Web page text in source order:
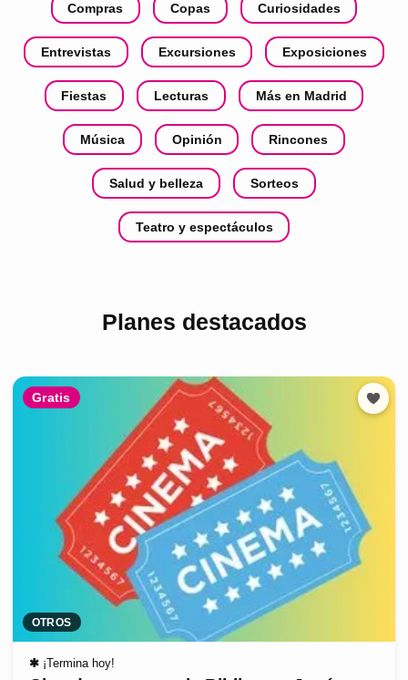
Compras Copas Curiosidades
Entrevistas Excursiones Exposiciones
Fiestas Lecturas Más en Madrid
Música Opinión Rincones
Salud y belleza Sorteos
Teatro y espectáculos
Planes destacados
Gratis
OTROS
✱ ¡Termina hoy!